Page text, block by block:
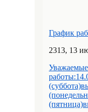
График
2313, 13